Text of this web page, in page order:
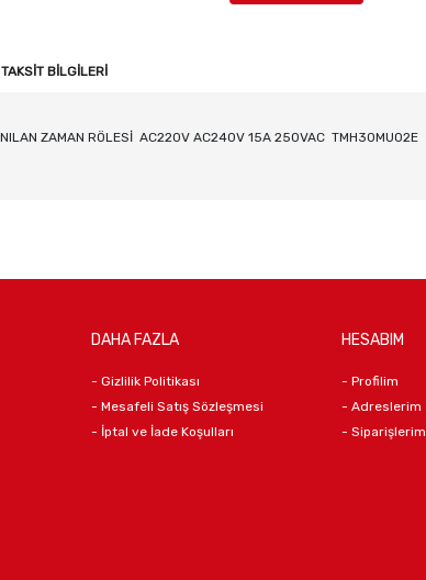
TAKSIT BILGILERI
ZAMAN RÖLESİ AC220V AC240V 15A 250VAC TMH30MU02E
DAHA FAZLA
- Gizlilik Politikası
- Mesafeli Satış Sözleşmesi
- İptal ve İade Koşulları
HESABIM
- Profilim
- Adreslerim
- Siparişlerim